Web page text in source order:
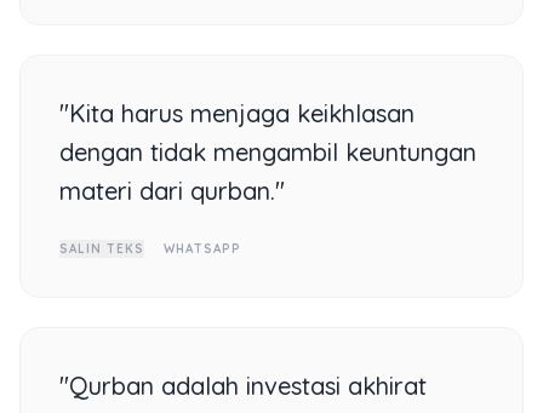
"Kita harus menjaga keikhlasan
dengan tidak mengambil keuntungan
materi dari qurban."
SALIN TEKS WHATSAPP
"Qurban adalah investasi akhirat